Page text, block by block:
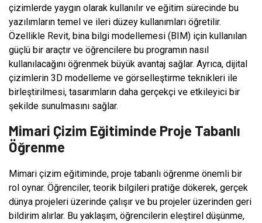
çizimlerde yaygın olarak kullanılır ve eğitim sürecinde bu
yazılımların temel ve ileri düzey kullanımları öğretilir.
Özellikle Revit, bina bilgi modellemesi (BIM) için kullanılan
güçlü bir araçtır ve öğrencilere bu programın nasıl
kullanılacağını öğrenmek büyük avantaj sağlar. Ayrıca, dijital
çizimlerin 3D modelleme ve görselleştirme teknikleri ile
birleştirilmesi, tasarımların daha gerçekçi ve etkileyici bir
şekilde sunulmasını sağlar.
Mimari Çizim Eğitiminde Proje Tabanlı
Öğrenme
Mimari çizim eğitiminde, proje tabanlı öğrenme önemli bir
rol oynar. Öğrenciler, teorik bilgileri pratiğe dökerek, gerçek
dünya projeleri üzerinde çalışır ve bu projeler üzerinden geri
bildirim alırlar. Bu yaklaşım, öğrencilerin eleştirel düşünme,